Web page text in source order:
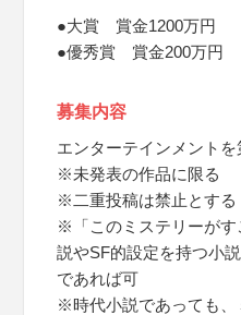
●大賞 賞金1200万円
●優秀賞 賞金200万円
募集内容
エンターテインメント
※未発表の作品に限る
※二重投稿は禁止とする
※「このミステリーがす
説やSF的設定を持つ小
であれば可
※時代小説であっても、